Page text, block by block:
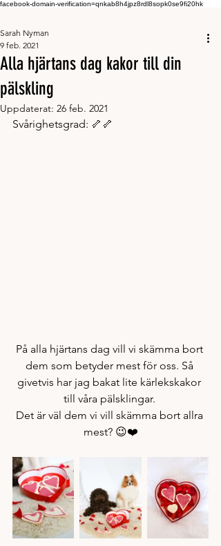
facebook-domain-verification=qnkab8h4jpz8rdl8sopk0se9fi20hk
Alla hjärtans dag kakor till din
pälskling
Sarah Nyman
9 feb. 2021
Uppdaterat: 26 feb. 2021
Svårighetsgrad: 🦴🦴
På alla hjärtans dag vill vi skämma bort
dem som betyder mest för oss. Så
givetvis har jag bakat lite kärlekskakor
till våra pälsklingar.
Det är väl dem vi vill skämma bort allra
mest? 😉❤️